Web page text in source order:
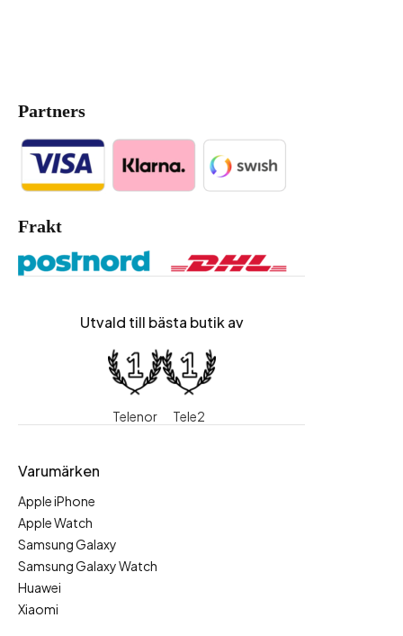
Partners
Frakt
Utvald till bästa butik av
Telenor Tele2
Varumärken
Apple iPhone
Apple Watch
Samsung Galaxy
Samsung Galaxy Watch
Huawei
Xiaomi